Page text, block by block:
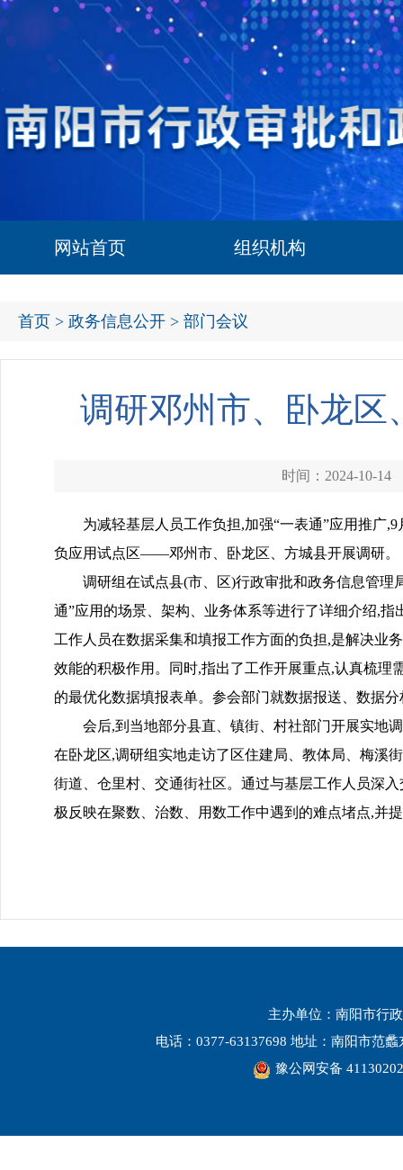
网站首页 组织机构
首页 > 政务信息公开 > 部门会议
调研邓州市、卧龙区
时间：2024-10-14
为减轻基层人员工作负担,加强“一表通”应用推广
负应用试点区——邓州市、卧龙区、方城县开展调研
调研组在试点县(市、区)行政审批和政务信息管
通”应用的场景、架构、业务体系等进行了详细介绍,
工作人员在数据采集和填报工作方面的负担,是解决业
效能的积极作用。同时,指出了工作开展重点,认真梳理
的最优化数据填报表单。参会部门就数据报送、数据
会后,到当地部分县直、镇街、村社部门开展实地
在卧龙区,调研组实地走访了区住建局、教体局、梅溪
街道、仓里村、交通街社区。通过与基层工作人员深
极反映在聚数、治数、用数工作中遇到的难点堵点,并
主办单位：南阳市行
电话：0377-63137698 地址：南阳市范
豫公网安备